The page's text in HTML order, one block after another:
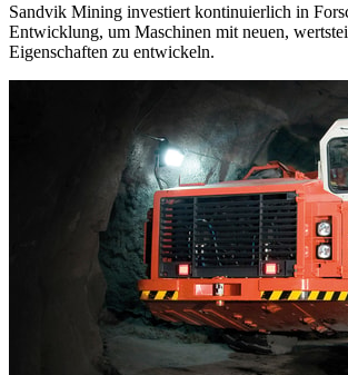
Sandvik Mining investiert kontinuierlich in
Entwicklung, um Maschinen mit neuen,
Eigenschaften zu entwickeln.